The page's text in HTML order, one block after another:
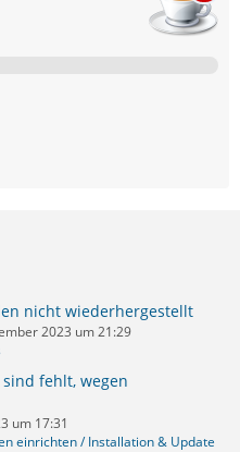
nicht wiederhergestellt
2023 um 21:29
fehlt, wegen
um 17:31
einrichten / Installation & Update